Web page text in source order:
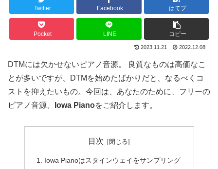
Twitter Facebook はてブ
Pocket LINE コピー
2023.11.21 2022.12.08
DTMには欠かせないピアノ音源。 良質なものは高価なこ
とが多いですが、DTMを始めたばかりだと、なるべくコ
ストを抑えたいもの。今回は、あなたのために、フリーの
ピアノ音源、
Iowa Pianoをご紹介します。
目次
Iowa Pianoはスタインウェイをサンプリング